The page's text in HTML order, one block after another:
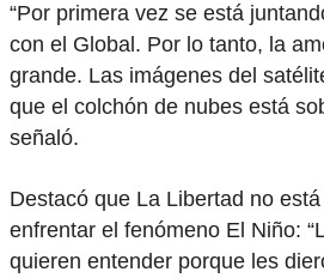
“Por primera vez se está
con el Global. Por lo tanto, la
grande. Las imágenes del
que el colchón de nubes está
señaló.
Destacó que La Libertad no
enfrentar el fenómeno El Niño:
quieren entender porque les